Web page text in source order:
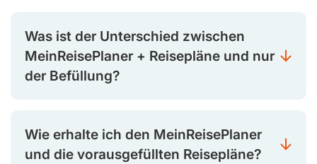
Was ist der Unterschied zwischen
MeinReisePlaner + Reisepläne und nur
der Befüllung?
Wie erhalte ich den MeinReisePlaner
und die vorausgefüllten Reisepläne?